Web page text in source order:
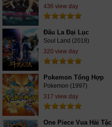
436 view day
Đấu La Đại Lục
Soul Land (2018)
320 view day
Pokemon Tổng Hợp
Pokemon (1997)
317 view day
One Piece Vua Hải Tặc